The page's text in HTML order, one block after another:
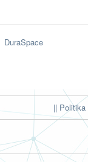
DuraSpace
|| Politika